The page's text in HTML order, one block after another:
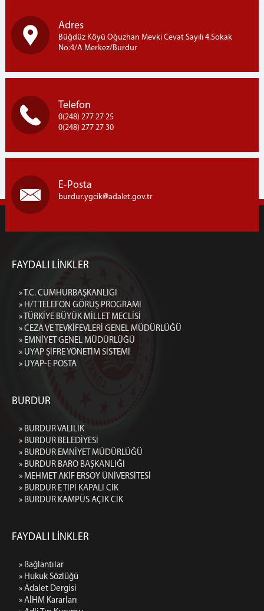
Adres
Büğdüz Köyü Oğuzhan Mevki Cevat Sayılı 4.Sokak
No:4/A Merkez/Burdur
Telefon
0(248) 277 27 25
0(248) 277 27 30
E-Posta
burdur.ygcik adalet.gov.tr
FAYDALI LİNKLER
» T.C. CUMHURBAŞKANLIĞI
» H/T TELEFON GÖRÜŞ PROGRAMI
» TÜRKİYE BÜYÜK MİLLET MECLİSİ
» CEZA VE TEVKİFEVLERİ GENEL MÜDÜRLÜĞÜ
» EMNİYET GENEL MÜDÜRLÜĞÜ
» UYAP ŞİFRE YÖNETİM SİSTEMİ
» UYAP-E POSTA
BURDUR
» BURDUR VALİLİK
» BURDUR BELEDİYESİ
» BURDUR EMNİYET MÜDÜRLÜĞÜ
» BURDUR BARO BAŞKANLIĞI
» MEHMET AKİF ERSOY ÜNİVERSİTESİ
» BURDUR E TİPİ KAPALI CİK
» BURDUR KAMPÜS AÇIK CİK
FAYDALI LİNKLER
» Bağlantılar
» Hukuk Sözlüğü
» Adalet Dergisi
» AİHM Kararları